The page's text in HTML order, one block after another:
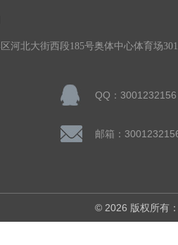
河北大街西段185号奥体中心体育场
QQ：3001232156
邮箱：
© 2026 版权所有